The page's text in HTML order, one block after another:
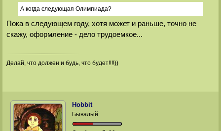
А когда следующая Олимпиада?
Пока в следующем году, хотя может и раньше, точно не
скажу, оформление - дело трудоемкое...
Делай, что должен и будь, что будет!!!!))
Hobbit
Бывалый